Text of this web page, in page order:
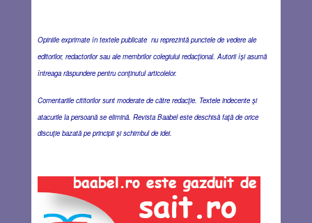
Opiniile exprimate în textele publicate nu reprezintă punctele de vedere ale
editorilor, redactorilor sau ale membrilor colegiului redacţional. Autorii îşi asumă
întreaga răspundere pentru conţinutul articolelor.
Comentariile cititorilor sunt moderate de către redacţie. Textele indecente şi
atacurile la persoană se elimină. Revista Baabel este deschisă faţă de orice
discuţie bazată pe principii şi schimbul de idei.